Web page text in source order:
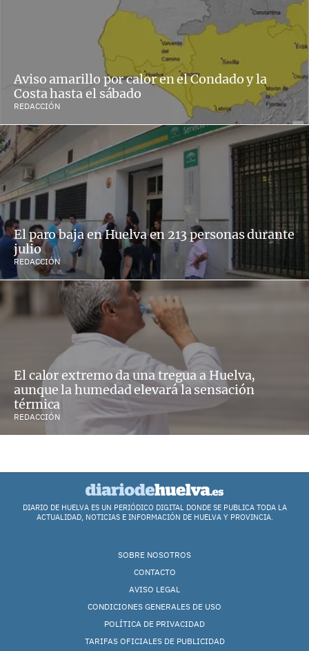
Aviso amarillo por calor en el Condado y la
Costa hasta el sábado
REDACCIÓN
El paro baja en Huelva en 213 personas durante
julio
REDACCIÓN
El calor extremo da una tregua a Huelva,
aunque la humedad elevará la sensación
térmica
REDACCIÓN
DIARIO DE HUELVA ES UN PERIÓDICO DIGITAL DONDE SE PUBLICA TODA LA
ACTUALIDAD, NOTICIAS E INFORMACIÓN DE HUELVA Y PROVINCIA.
SOBRE NOSOTROS
CONTACTO
AVISO LEGAL
CONDICIONES GENERALES DE USO
POLÍTICA DE PRIVACIDAD
TARIFAS OFICIALES DE PUBLICIDAD